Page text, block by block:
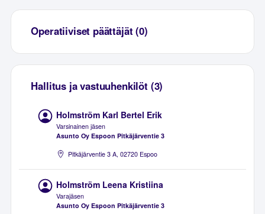
Operatiiviset päättäjät (0)
Hallitus ja vastuuhenkilöt (3)
Holmström Karl Bertel Erik
Varsinainen jäsen
Asunto Oy Espoon Pitkäjärventie 3
Pitkäjärventie 3 A, 02720 Espoo
Holmström Leena Kristiina
Varajäsen
Asunto Oy Espoon Pitkäjärventie 3